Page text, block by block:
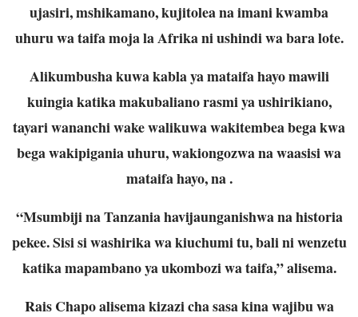
ujasiri, mshikamano, kujitolea na imani kwamba
uhuru wa taifa moja la Afrika ni ushindi wa bara lote.
Alikumbusha kuwa kabla ya mataifa hayo mawili
kuingia katika makubaliano rasmi ya ushirikiano,
tayari wananchi wake walikuwa wakitembea bega kwa
bega wakipigania uhuru, wakiongozwa na waasisi wa
mataifa hayo, na .
“Msumbiji na Tanzania havijaunganishwa na historia
pekee. Sisi si washirika wa kiuchumi tu, bali ni wenzetu
katika mapambano ya ukombozi wa taifa,” alisema.
Rais Chapo alisema kizazi cha sasa kina wajibu wa